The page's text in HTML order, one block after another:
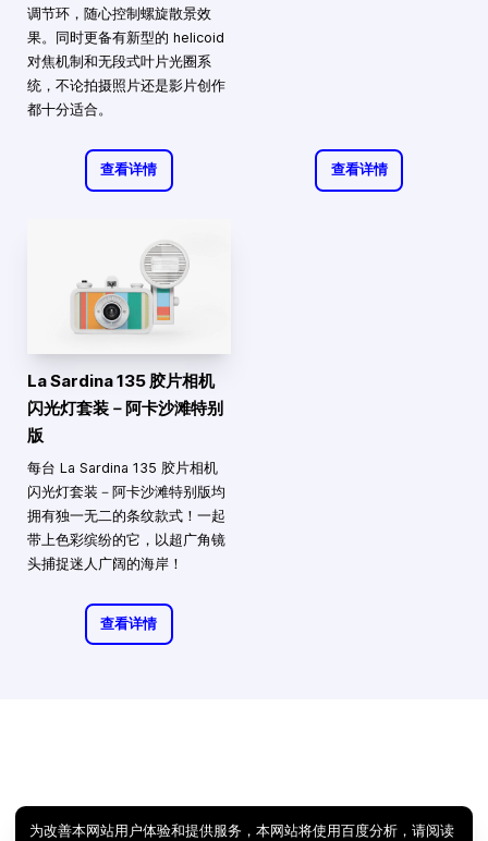
调节环，随心控制螺旋散景效
果。同时更备有新型的 helicoid
对焦机制和无段式叶片光圈系
统，不论拍摄照片还是影片创作
都十分适合。
查看详情 查看详情
La Sardina 135 胶片相机
闪光灯套装－阿卡沙滩特别
版
每台 La Sardina 135 胶片相机
闪光灯套装－阿卡沙滩特别版均
拥有独一无二的条纹款式！一起
带上色彩缤纷的它，以超广角镜
头捕捉迷人广阔的海岸！
查看详情
为改善本网站用户体验和提供服务，本网站将使用百度分析，请阅读